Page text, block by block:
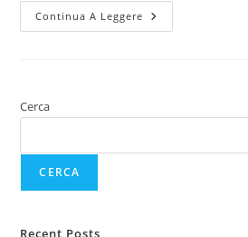
Continua A Leggere
Cerca
CERCA
Recent Posts